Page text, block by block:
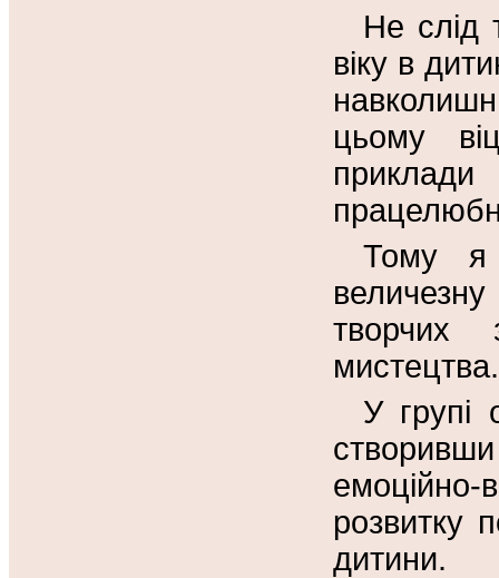
Не слід
віку в
цьому
Тому я
творчих
мистецтва.
У групі
розвитку
дитини.